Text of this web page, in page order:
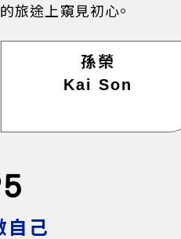
旅途上窺見初心。
孫榮
Kai Son
自己